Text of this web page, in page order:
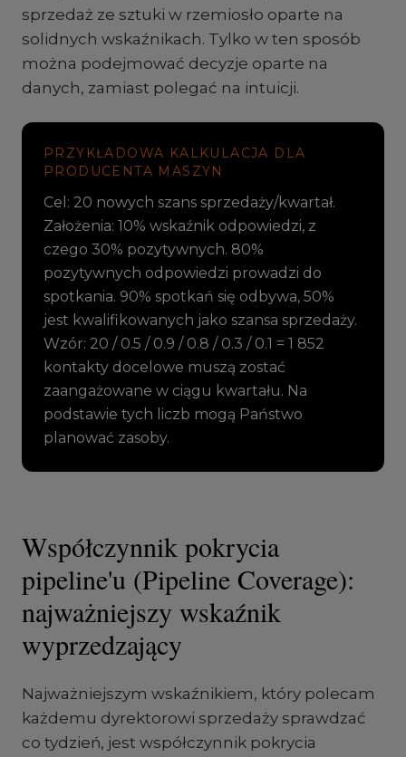
sprzedaż ze sztuki w rzemiosło oparte na
solidnych wskaźnikach. Tylko w ten sposób
można podejmować decyzje oparte na
danych, zamiast polegać na intuicji.
PRZYKŁADOWA KALKULACJA DLA
PRODUCENTA MASZYN
Cel: 20 nowych szans sprzedaży/kwartał.
Założenia: 10% wskaźnik odpowiedzi, z
czego 30% pozytywnych. 80%
pozytywnych odpowiedzi prowadzi do
spotkania. 90% spotkań się odbywa, 50%
jest kwalifikowanych jako szansa sprzedaży.
Wzór: 20 / 0.5 / 0.9 / 0.8 / 0.3 / 0.1 = 1 852
kontakty docelowe muszą zostać
zaangażowane w ciągu kwartału. Na
podstawie tych liczb mogą Państwo
planować zasoby.
Współczynnik pokrycia
pipeline'u (Pipeline Coverage):
najważniejszy wskaźnik
wyprzedzający
Najważniejszym wskaźnikiem, który polecam
każdemu dyrektorowi sprzedaży sprawdzać
co tydzień, jest współczynnik pokrycia